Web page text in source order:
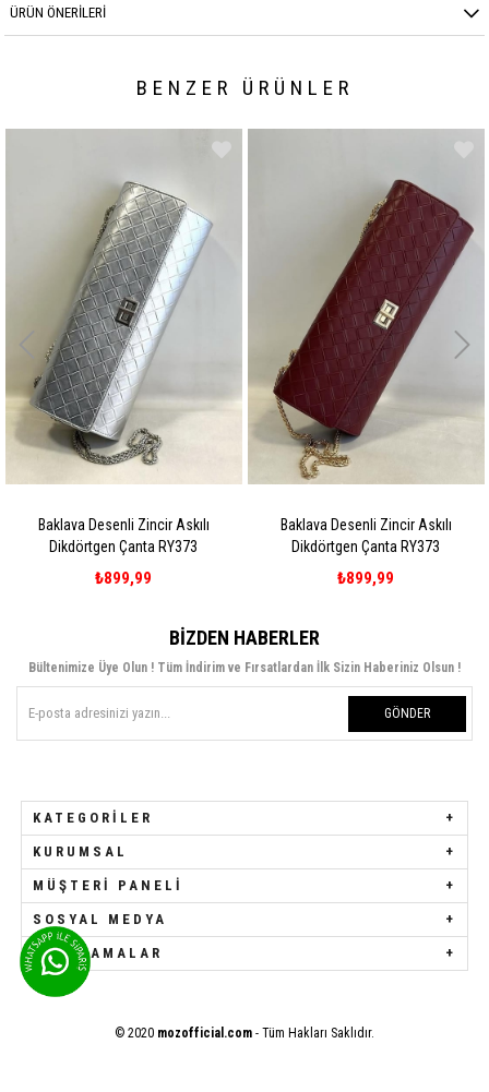
ÜRÜN ÖNERILERI
BENZER ÜRÜNLER
Baklava Desenli Zincir Askılı
Dikdörtgen Çanta RY373
₺899,99
Baklava Desenli Zincir Askılı
Dikdörtgen Çanta RY373
₺899,99
BIZDEN HABERLER
Bültenimize Üye Olun ! Tüm İndirim ve Fırsatlardan İlk Sizin Haberiniz Olsun !
GÖNDER
KATEGORILER
KURUMSAL
MÜŞTERI PANELI
SOSYAL MEDYA
UYGULAMALAR
© 2020 mozofficial.com - Tüm Hakları Saklıdır.